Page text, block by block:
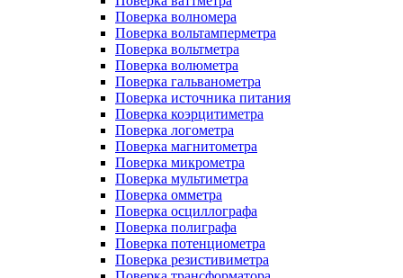
Поверка волномера
Поверка вольтамперметра
Поверка вольтметра
Поверка волюметра
Поверка гальванометра
Поверка источника питания
Поверка коэрцитиметра
Поверка логометра
Поверка магнитометра
Поверка микрометра
Поверка мультиметра
Поверка омметра
Поверка осциллографа
Поверка полиграфа
Поверка потенциометра
Поверка резистивиметра